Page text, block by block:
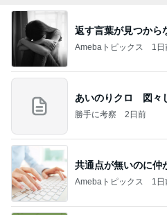
返す言葉が見つから
Amebaトピックス 1日
あいのりクロ 図々
勝手に考察 2日前
共通点が無いのに仲
Amebaトピックス 1日